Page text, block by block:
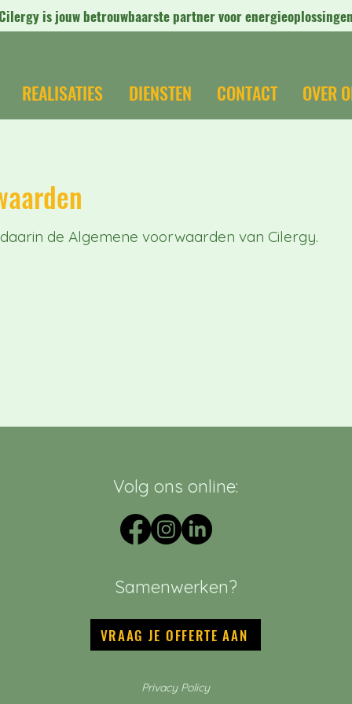
is jouw betrouwbaarste partner voor
priority
priority
REALISATIES DIENSTEN CONTACT OVER
de Algemene voorwaarden van Cilergy.
Volg ons online:
Samenwerken?
VRAAG JE OFFERTE AAN
Privacy Policy